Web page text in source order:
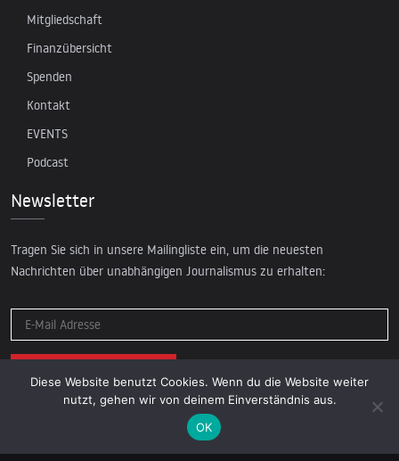
Mitgliedschaft
Finanzübersicht
Spenden
Kontakt
EVENTS
Podcast
Newsletter
Tragen Sie sich in unsere Mailingliste ein, um die neuesten
Nachrichten über unabhängigen Journalismus zu erhalten:
© 2026 AcTVism Munich e.V. | All rights reserved.
Diese Website benutzt Cookies. Wenn du die Website weiter
nutzt, gehen wir von deinem Einverständnis aus.
OK